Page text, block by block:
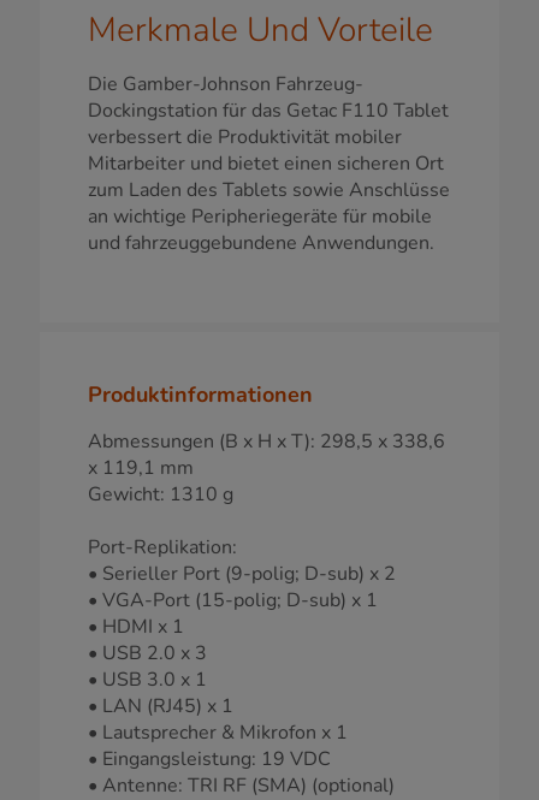
Merkmale Und Vorteile
Die Gamber-Johnson Fahrzeug-
Dockingstation für das Getac F110 Tablet
verbessert die Produktivität mobiler
Mitarbeiter und bietet einen sicheren Ort
zum Laden des Tablets sowie Anschlüsse
an wichtige Peripheriegeräte für mobile
und fahrzeuggebundene Anwendungen.
Produktinformationen
Abmessungen (B x H x T): 298,5 x 338,6
x 119,1 mm
Gewicht: 1310 g
Port-Replikation:
• Serieller Port (9-polig; D-sub) x 2
• VGA-Port (15-polig; D-sub) x 1
• HDMI x 1
• USB 2.0 x 3
• USB 3.0 x 1
• LAN (RJ45) x 1
• Lautsprecher & Mikrofon x 1
• Eingangsleistung: 19 VDC
• Antenne: TRI RF (SMA) (optional)